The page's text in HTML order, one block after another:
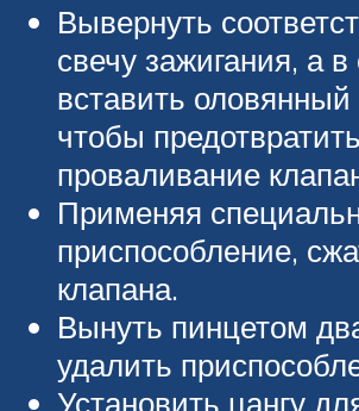
Вывернуть
свечу зажигания, а в
вставить оловянный
чтобы предотвратить
проваливание
Применяя
приспособление,
клапана.
Вынуть пинцетом
удалить
Установить цангу